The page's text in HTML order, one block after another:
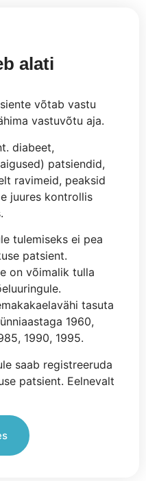
alati
võtab vastu
vastuvõtu aja.
diabeet,
patsiendid,
ravimeid, peaksid
juures kontrollis
tulemiseks ei pea
patsient.
on võimalik tulla
tasuta
1960,
1990, 1995.
saab registreeruda
patsient. Eelnevalt